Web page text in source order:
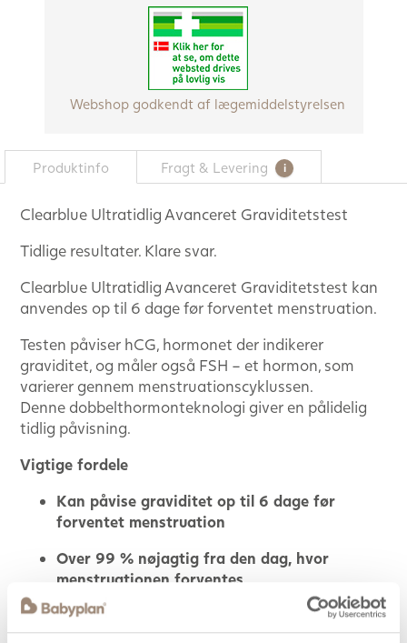
Webshop godkendt af lægemiddelstyrelsen
Produktinfo Fragt & Levering
Clearblue Ultratidlig Avanceret Graviditetstest
Tidlige resultater. Klare svar.
Clearblue Ultratidlig Avanceret Graviditetstest kan
anvendes op til 6 dage før forventet menstruation.
Testen påviser hCG, hormonet der indikerer
graviditet, og måler også FSH – et hormon, som
varierer gennem menstruationscyklussen.
Denne dobbelthormonteknologi giver en pålidelig
tidlig påvisning.
Vigtige fordele
Kan påvise graviditet op til 6 dage før
forventet menstruation
Over 99 % nøjagtig fra den dag, hvor
menstruationen forventes
DualSense-teknologien påviser to hormoner:
hCG + FSH